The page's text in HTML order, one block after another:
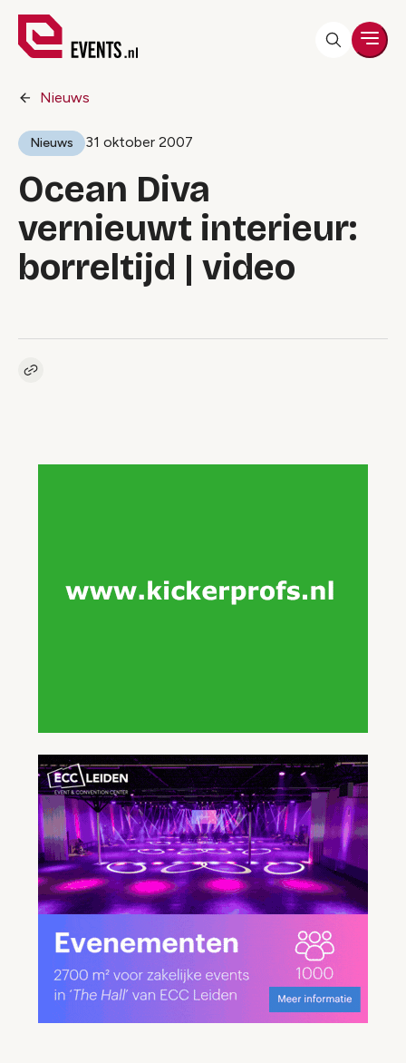
Nieuws
Nieuws 31 oktober 2007
Ocean Diva
vernieuwt interieur:
borreltijd | video
Kopieer link naar artikel